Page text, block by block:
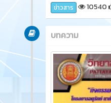
ข่าวสาร 10540
บทความ